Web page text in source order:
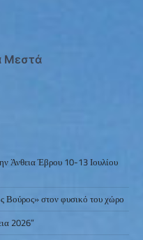
Μεστά
Άνθεια Έβρου 10-13 Ιουλίου
Βούρος» στον φυσικό του χώρο
2026”